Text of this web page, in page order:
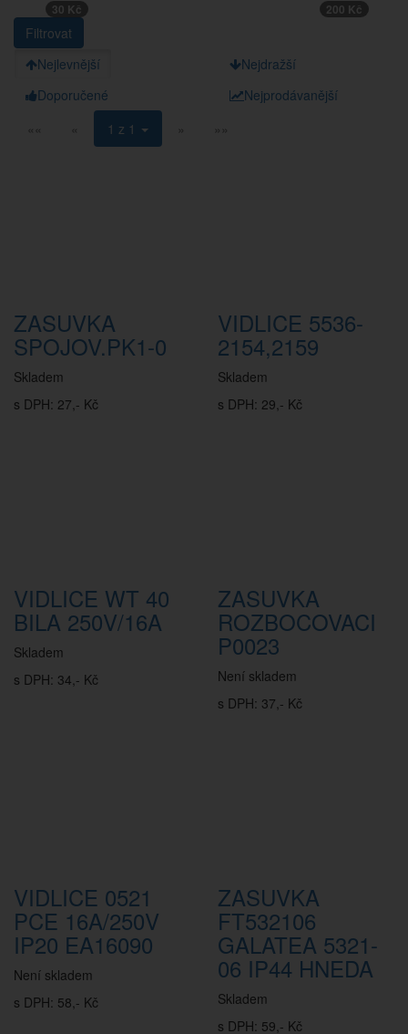
30 Kč 200 Kč
Nejlevnější
Nejdražší
Doporučené
Nejprodávanější
««
« 1 z 1 » »»
ZASUVKA
SPOJOV.PK1-0
Skladem
s DPH: 27,- Kč
VIDLICE 5536-
2154,2159
Skladem
s DPH: 29,- Kč
VIDLICE WT 40
BILA 250V/16A
Skladem
s DPH: 34,- Kč
ZASUVKA
ROZBOCOVACI
P0023
Není skladem
s DPH: 37,- Kč
VIDLICE 0521
PCE 16A/250V
IP20 EA16090
Není skladem
s DPH: 58,- Kč
ZASUVKA
FT532106
GALATEA 5321-
06 IP44 HNEDA
Skladem
s DPH: 59,- Kč